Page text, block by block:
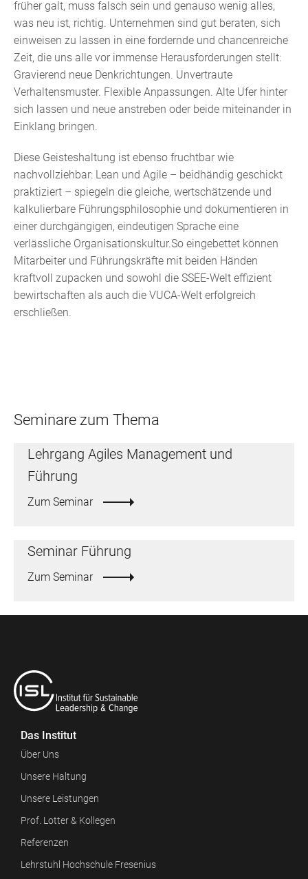
früher galt, muss falsch sein und genauso wenig alles,
was neu ist, richtig. Unternehmen sind gut beraten, sich
einweisen zu lassen in eine fordernde und chancenreiche
Zeit, die uns alle vor immense Herausforderungen stellt:
Gravierend neue Denkrichtungen. Unvertraute
Verhaltensmuster. Flexible Anpassungen. Alte Ufer hinter
sich lassen und neue anstreben oder beide miteinander in
Einklang bringen.
Diese Geisteshaltung ist ebenso fruchtbar wie
nachvollziehbar: Lean und Agile – beidhändig geschickt
praktiziert – spiegeln die gleiche, wertschätzende und
kalkulierbare Führungsphilosophie und dokumentieren in
einer durchgängigen, eindeutigen Sprache eine
verlässliche Organisationskultur.So eingebettet können
Mitarbeiter und Führungskräfte mit beiden Händen
kraftvoll zupacken und sowohl die SSEE-Welt effizient
bewirtschaften als auch die VUCA-Welt erfolgreich
erschließen.
Seminare zum Thema
Lehrgang Agiles Management und
Führung
Zum Seminar
Seminar Führung
Zum Seminar
Das Institut
Über Uns
Unsere Haltung
Unsere Leistungen
Prof. Lotter & Kollegen
Referenzen
Lehrstuhl Hochschule Fresenius